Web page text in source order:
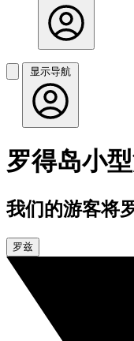
显示导航
罗得岛小
我们的游客将
罗兹